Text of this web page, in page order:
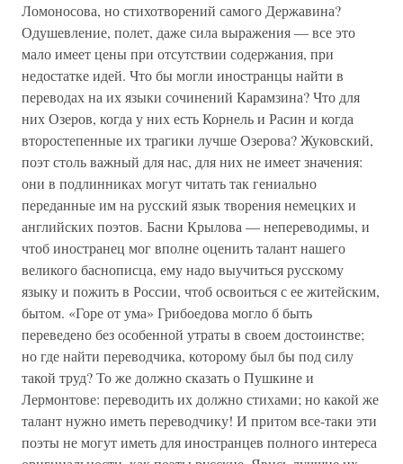
Ломоносова, но стихотворений самого Державина?
Одушевление, полет, даже сила выражения — все это
мало имеет цены при отсутствии содержания, при
недостатке идей. Что бы могли иностранцы найти в
переводах на их языки сочинений Карамзина? Что для
них Озеров, когда у них есть Корнель и Расин и когда
второстепенные их трагики лучше Озерова? Жуковский,
поэт столь важный для нас, для них не имеет значения:
они в подлинниках могут читать так гениально
переданные им на русский язык творения немецких и
английских поэтов. Басни Крылова — непереводимы, и
чтоб иностранец мог вполне оценить талант нашего
великого баснописца, ему надо выучиться русскому
языку и пожить в России, чтоб освоиться с ее житейским,
бытом. «Горе от ума» Грибоедова могло б быть
переведено без особенной утраты в своем достоинстве;
но где найти переводчика, которому был бы под силу
такой труд? То же должно сказать о Пушкине и
Лермонтове: переводить их должно стихами; но какой же
талант нужно иметь переводчику! И притом все-таки эти
поэты не могут иметь для иностранцев полного интереса